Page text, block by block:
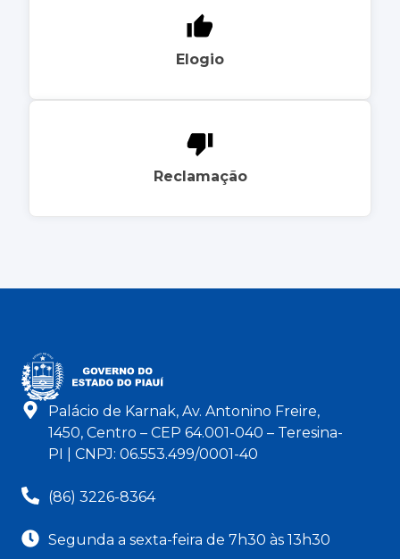
Elogio
Reclamação
Palácio de Karnak, Av. Antonino Freire,
1450, Centro – CEP 64.001-040 – Teresina-
PI | CNPJ: 06.553.499/0001-40
(86) 3226-8364
Segunda a sexta-feira de 7h30 às 13h30